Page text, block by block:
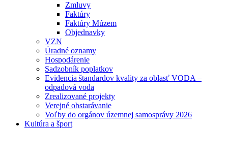
Zmluvy
Faktúry
Faktúry Múzem
Objednavky
VZN
Úradné oznamy
Hospodárenie
Sadzobník poplatkov
Evidencia štandardov kvality za oblasť VODA –
odpadová voda
Zrealizované projekty
Verejné obstarávanie
Voľby do orgánov územnej samosprávy 2026
Kultúra a šport